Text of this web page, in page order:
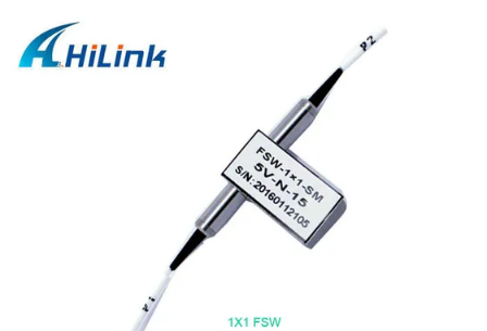
SITEMAP
DATENSCHUTZRICHTLINIE